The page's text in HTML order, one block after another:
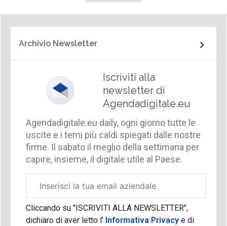
Archivio Newsletter
Iscriviti alla
newsletter di
Agendadigitale.eu
Agendadigitale.eu daily, ogni giorno tutte le
uscite e i temi più caldi spiegati dalle nostre
firme. Il sabato il meglio della settimana per
capire, insieme, il digitale utile al Paese.
aziendale
Cliccando su "ISCRIVITI ALLA NEWSLETTER",
dichiaro di aver letto l'Informativa Privacy e di